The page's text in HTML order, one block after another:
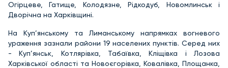
Огірцеве, Гатище, Колодязне, Рідкодуб, Новомлинськ і
Дворічна на Харківщині.
На Куп’янському та Лиманському напрямках вогневого
ураження зазнали райони 19 населених пунктів. Серед них
- Куп’янськ, Котлярівка, Табаївка, Кліщівка і Лозова
Харківської області та Новоєгорівка, Ковалівка, Площанка,